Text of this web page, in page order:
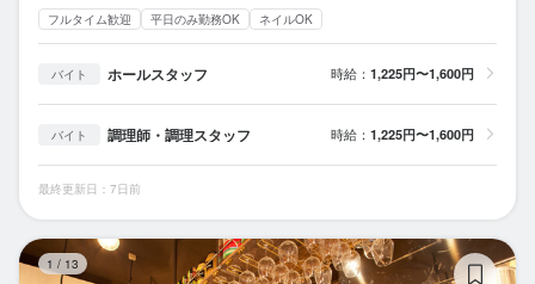
フルタイム歓迎 平日のみ勤務OK ネイルOK
バイト ホールスタッフ 時給： 1,225円〜1,600円
バイト 調理師・調理スタッフ 時給： 1,225円〜1,600円
最終更新日：7日前
1 / 13